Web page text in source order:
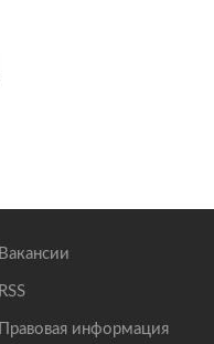
Вакансии
RSS
Правовая информация